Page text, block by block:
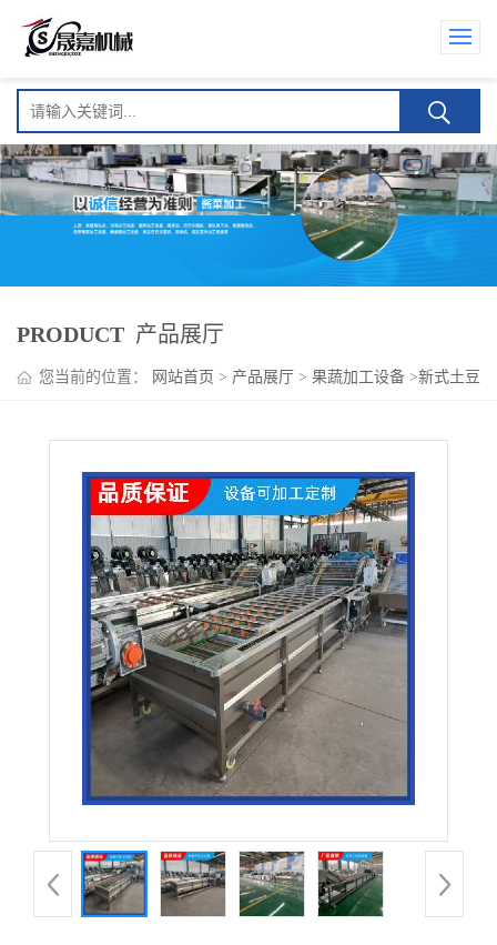
PRODUCT 产品展厅
您当前的位置： 网站首页 > 产品展厅 > 果蔬加工设备 >新式土豆